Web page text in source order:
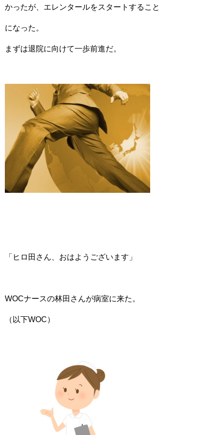
かったが、エレンタールをスタートすること
になった。
まずは退院に向けて一歩前進だ。
「ヒロ田さん、おはようございます」
WOCナースの林田さんが病室に来た。
（以下WOC）